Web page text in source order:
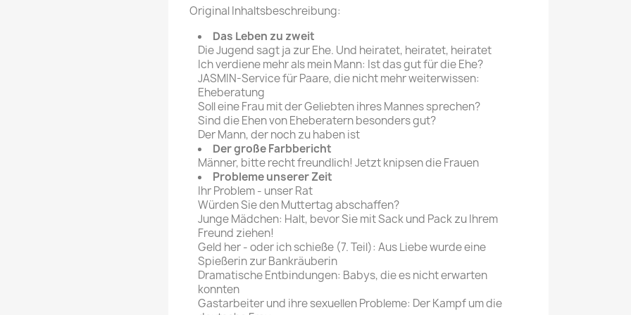
Mare
MERIAN
selber machen
Selbst ist der
Mann
TAGES &
WOCHENZEITUNGEN
Bildzeitung
Frankfurter Allgemeine
Magazin
Frankfurter Illustrierte
SONSTIGE
Magazine
Original Inhaltsbeschreibung:
Das Leben zu zweit
Die Jugend sagt ja zur Ehe. Und heiratet, heiratet, heiratet
Ich verdiene mehr als mein Mann: Ist das gut für die Ehe?
JASMIN-Service für Paare, die nicht mehr weiterwissen:
Eheberatung
Soll eine Frau mit der Geliebten ihres Mannes sprechen?
Sind die Ehen von Eheberatern besonders gut?
Der Mann, der noch zu haben ist
Der große Farbbericht
Männer, bitte recht freundlich! Jetzt knipsen die Frauen
Probleme unserer Zeit
Ihr Problem - unser Rat
Würden Sie den Muttertag abschaffen?
Junge Mädchen: Halt, bevor Sie mit Sack und Pack zu Ihrem
Freund ziehen!
Geld her - oder ich schieße (7. Teil): Aus Liebe wurde eine
Spießerin zur Bankräuberin
Dramatische Entbindungen: Babys, die es nicht erwarten
konnten
Gastarbeiter und ihre sexuellen Probleme: Der Kampf um die